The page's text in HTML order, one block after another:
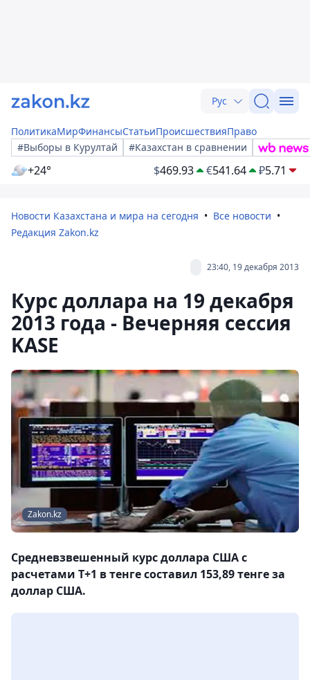
Рус
ПолитикаМирФинансыСтатьиПроисшествияПраво
#Выборы в Курултай
#Казахстан в сравнении
+24° $469.93 €541.64 ₽5.71
Новости Казахстана и мира на сегодня
Все новости
Редакция Zakon.kz
23:40, 19 декабря 2013
Курс доллара на 19 декабря
2013 года - Вечерняя сессия
KASE
Zakon.kz
Средневзвешенный курс доллара США с
расчетами T+1 в тенге составил 153,89 тенге за
доллар США.